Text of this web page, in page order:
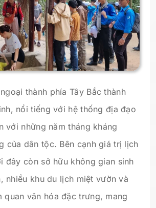
thành phía Tây Bắc thành
nổi tiếng với hệ thống địa đạo
với những năm tháng kháng
của dân tộc. Bên cạnh giá trị lịch
đây còn sở hữu không gian sinh
nhiều khu du lịch miệt vườn và
quan văn hóa đặc trưng, mang